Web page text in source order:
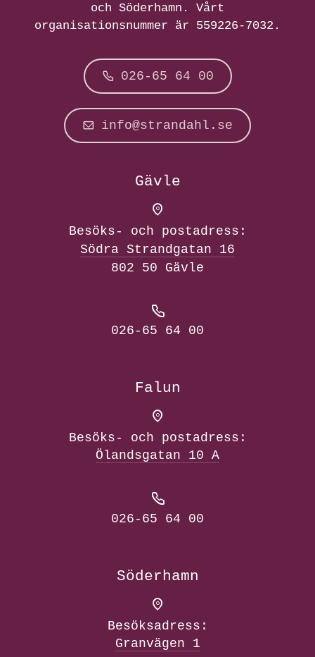
och Söderhamn. Vårt
organisationsnummer är 559226-7032.
026-65 64 00
info@strandahl.se
Gävle
Besöks- och postadress:
Södra Strandgatan 16
802 50 Gävle
026-65 64 00
Falun
Besöks- och postadress:
Ölandsgatan 10 A
026-65 64 00
Söderhamn
Besöksadress:
Granvägen 1